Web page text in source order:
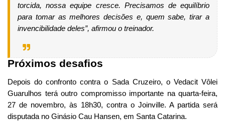
torcida, nossa equipe cresce. Precisamos de equilíbrio
para tomar as melhores decisões e, quem sabe, tirar a
invencibilidade deles”, afirmou o treinador.
Próximos desafios
Depois do confronto contra o Sada Cruzeiro, o Vedacit Vôlei
Guarulhos terá outro compromisso importante na quarta-feira,
27 de novembro, às 18h30, contra o Joinville. A partida será
disputada no Ginásio Cau Hansen, em Santa Catarina.